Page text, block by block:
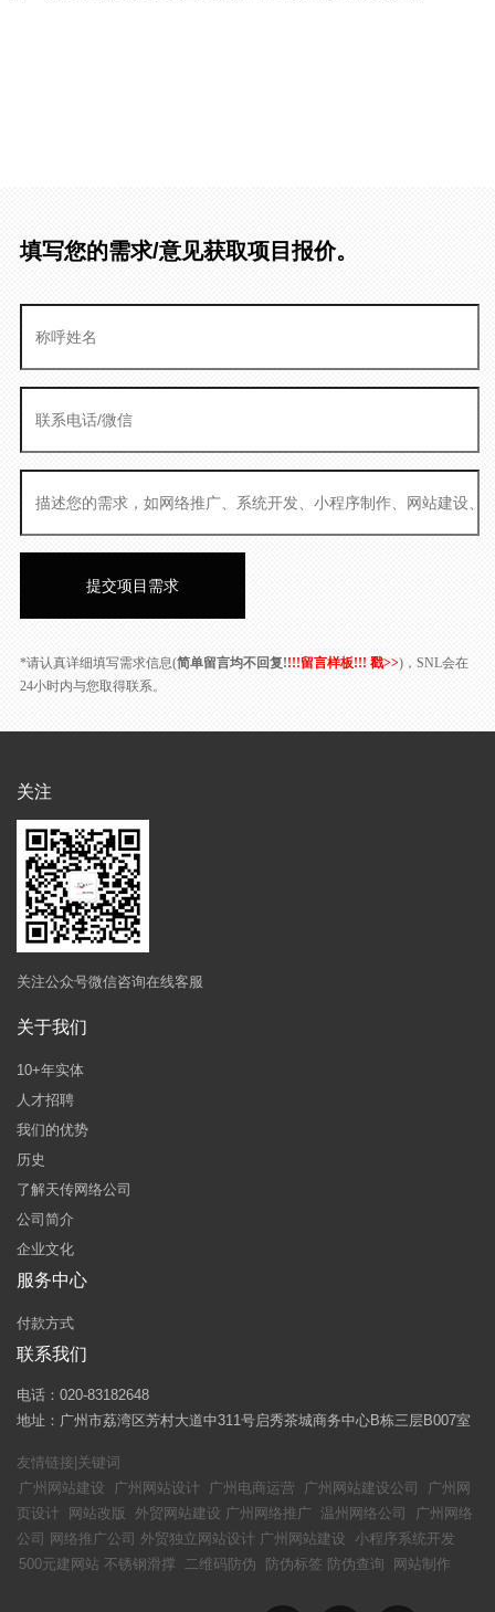
填写您的需求/意见获取项目报价。
*请认真详细填写需求信息(简单留言均不回复!!!!留言样板!!! 戳>>)，SNL会在
24小时内与您取得联系。
关注
关注公众号微信咨询在线客服
关于我们
10+年实体
人才招聘
我们的优势
历史
了解天传网络公司
公司简介
企业文化
服务中心
付款方式
联系我们
电话：020-83182648
地址：广州市荔湾区芳村大道中311号启秀茶城商务中心B栋三层B007室
友情链接|关键词
广州网站建设
广州网站设计 广州电商运营 广州网站建设公司
广州网
页设计
网站改版 外贸网站建设 广州网络推广 温州网络公司
广州网络
公司 网络推广公司 外贸独立网站设计 广州网站建设 小程序系统开发
500元建网站 不锈钢滑撑 二维码防伪 防伪标签 防伪查询 网站制作